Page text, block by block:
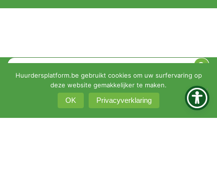
© 2026 •Privacyverklaring •Klachtenprocedure
Huurdersplatform.be gebruikt cookies om uw surfervaring op
deze website gemakkelijker te maken.
OK Privacyverklaring